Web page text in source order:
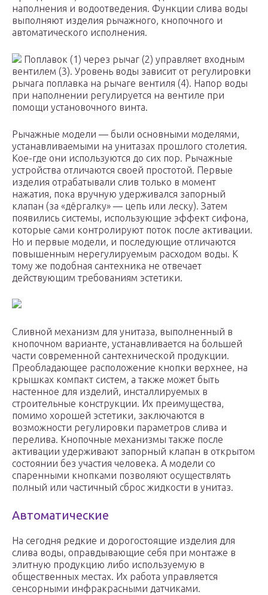
наполнения и водоотведения. Функции слива воды
выполняют изделия рычажного, кнопочного и
автоматического исполнения.
Поплавок (1) через рычаг (2) управляет входным
вентилем (3). Уровень воды зависит от регулировки
рычага поплавка на рычаге вентиля (4). Напор воды
при наполнении регулируется на вентиле при
помощи установочного винта.
Рычажные модели — были основными моделями,
устанавливаемыми на унитазах прошлого столетия.
Кое-где они используются до сих пор. Рычажные
устройства отличаются своей простотой. Первые
изделия отрабатывали слив только в момент
нажатия, пока вручную удерживался запорный
клапан (за «дёргалку» — цепь или леску). Затем
появились системы, использующие эффект сифона,
которые сами контролируют поток после активации.
Но и первые модели, и последующие отличаются
повышенным нерегулируемым расходом воды. К
тому же подобная сантехника не отвечает
действующим требованиям эстетики.
Сливной механизм для унитаза, выполненный в
кнопочном варианте, устанавливается на большей
части современной сантехнической продукции.
Преобладающее расположение кнопки верхнее, на
крышках компакт систем, а также может быть
настенное для изделий, инсталлируемых в
строительные конструкции. Их преимущества,
помимо хорошей эстетики, заключаются в
возможности регулировки параметров слива и
перелива. Кнопочные механизмы также после
активации удерживают запорный клапан в открытом
состоянии без участия человека. А модели со
спаренными кнопками позволяют осуществлять
полный или частичный сброс жидкости в унитаз.
Автоматические
На сегодня редкие и дорогостоящие изделия для
слива воды, оправдывающие себя при монтаже в
элитную продукцию либо используемую в
общественных местах. Их работа управляется
сенсорными инфракрасными датчиками.